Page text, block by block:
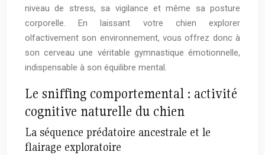
niveau de stress, sa vigilance et même sa posture
corporelle. En laissant votre chien explorer
olfactivement son environnement, vous offrez donc à
son cerveau une véritable gymnastique émotionnelle,
indispensable à son équilibre mental.
Le sniffing comportemental : activité
cognitive naturelle du chien
La séquence prédatoire ancestrale et le
flairage exploratoire